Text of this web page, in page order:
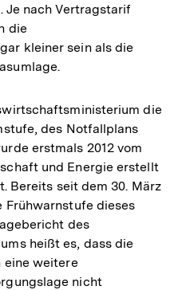
Je nach Vertragstarif
die
kleiner sein als die
die
des Notfallplans
erstmals 2012 vom
und Energie erstellt
Bereits seit dem 30. März
Frühwarnstufe dieses
des
heißt es, dass die
eine weitere
nicht